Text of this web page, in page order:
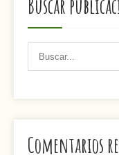
Buscar
Comentarios